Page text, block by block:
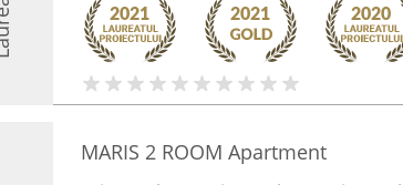
MARIS 2 ROOM Apartment